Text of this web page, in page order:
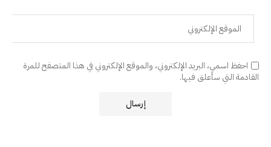
احفظ اسمي، البريد الإلكتروني، والموقع الإلكتروني في هذا المتصفح للمرة
القادمة التي سأعلق فيها.